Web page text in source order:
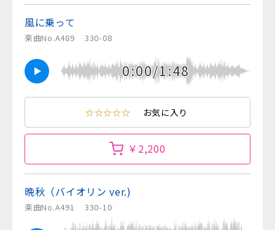
風に乗って
楽曲No.A489 330-08
0:00/1:48
☆☆☆☆☆ お気に入り
￥2,200
晩秋（バイオリン ver.)
楽曲No.A491 330-10